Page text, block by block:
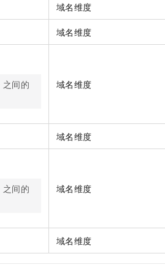
域名维度
域名维度
之间的
域名维度
域名维度
之间的
域名维度
域名维度